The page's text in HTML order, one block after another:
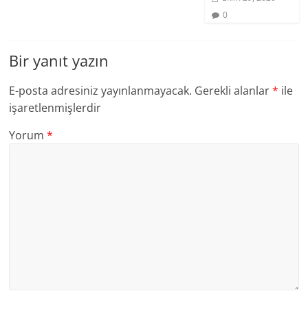
0
Bir yanıt yazın
E-posta adresiniz yayınlanmayacak. Gerekli alanlar* ile
işaretlenmişlerdir
Yorum*